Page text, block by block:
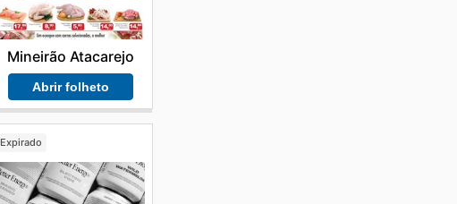
Mineirão Atacarejo
Abrir folheto
Expirado